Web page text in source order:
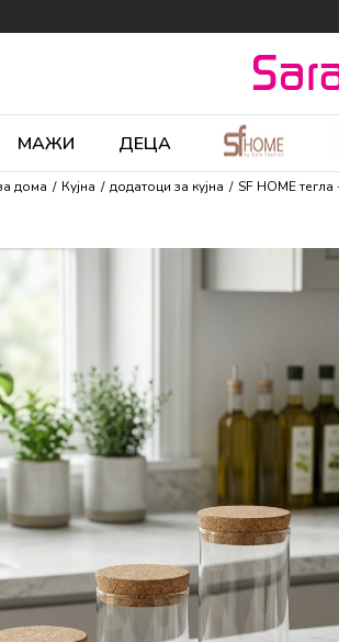
МАЖИ ДЕЦА
дома Кујна додатоци за кујна SF HOME